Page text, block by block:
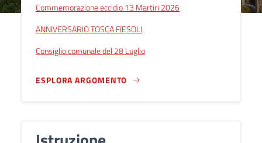
Commemorazione eccidio 13 Martiri 2026
ANNIVERSARIO TOSCA FIESOLI
Consiglio comunale del 28 Luglio
ESPLORA ARGOMENTO